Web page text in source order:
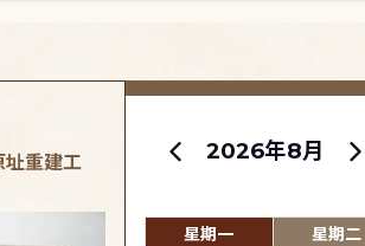
2026年8月
星期一 星期二
重建工